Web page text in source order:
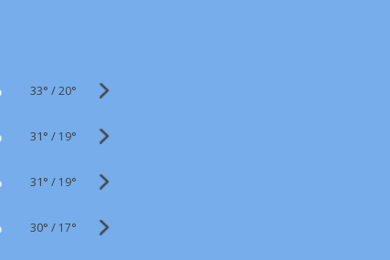
33° /20°
31° / 19°
31° / 19°
30° / 17°